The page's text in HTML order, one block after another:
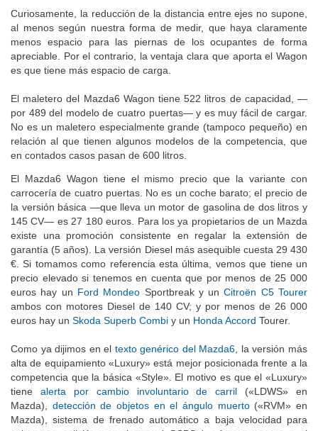
Curiosamente, la reducción de la distancia entre ejes no supone,
al menos según nuestra forma de medir, que haya claramente
menos espacio para las piernas de los ocupantes de forma
apreciable. Por el contrario, la ventaja clara que aporta el Wagon
El maletero del Mazda6 Wagon tiene 522 litros de capacidad, —
por 489 del modelo de cuatro puertas— y es muy fácil de cargar.
No es un maletero especialmente grande (tampoco pequeño) en
relación al que tienen algunos modelos de la competencia, que
El Mazda6 Wagon tiene el mismo precio que la variante con
carrocería de cuatro puertas. No es un coche barato; el precio de
la versión básica —que lleva un motor de gasolina de dos litros y
145 CV— es 27 180 euros. Para los ya propietarios de un Mazda
existe una promoción consistente en regalar la extensión de
garantía (5 años). La versión Diesel más asequible cuesta 29 430
€. Si tomamos como referencia esta última, vemos que tiene un
precio elevado si tenemos en cuenta que por menos de 25 000
euros hay unFord MondeoSportbreak y un Citroën C5 Tourer
ambos con motores Diesel de 140 CV; y por menos de 26 000
Como ya dijimos en eltexto genérico del Mazda6, la versión más
alta de equipamiento «Luxury» está mejor posicionada frente a la
competencia que la básica «Style». El motivo es que el «Luxury»
tienealerta por cambio involuntario de carril(«LDWS» en
Mazda), detección de objetos en el ángulo muerto(«RVM» en